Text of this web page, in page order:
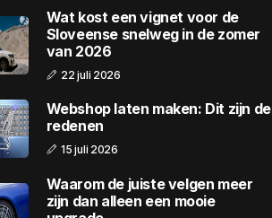
Wat kost een vignet voor de
Sloveense snelweg in de zomer
van 2026
22 juli 2026
Webshop laten maken: Dit zijn de
redenen
15 juli 2026
Waarom de juiste velgen meer
zijn dan alleen een mooie